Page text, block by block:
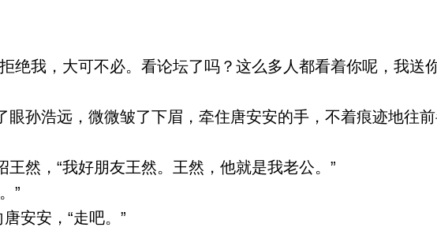
我，大可不必。看论坛了吗？这么多人都看着你呢，我送
孙浩远，微微皱了下眉，牵住唐安安的手，不着痕迹地往
然，“我好朋友王然。王然，他就是我老公。”
”
安安，“走吧。”